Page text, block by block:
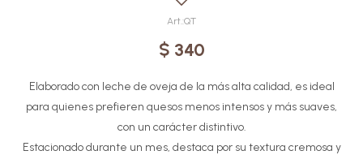
QT
$ 340
Elaborado con leche de oveja de la más alta calidad, es ideal
para quienes prefieren quesos menos intensos y más suaves,
con un carácter distintivo.
Estacionado durante un mes, destaca por su textura cremosa y